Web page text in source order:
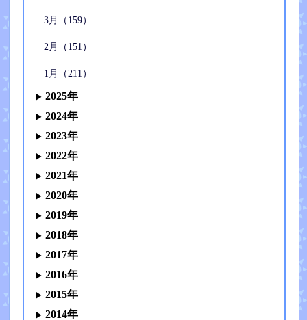
3月（159）
2月（151）
1月（211）
2025年
2024年
2023年
2022年
2021年
2020年
2019年
2018年
2017年
2016年
2015年
2014年